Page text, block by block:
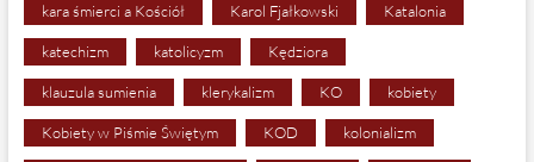
kara śmierci a Kościół Karol Fjałkowski Katalonia
katechizm katolicyzm Kędziora
klauzula sumienia klerykalizm KO kobiety
Kobiety w Piśmie Świętym KOD kolonializm